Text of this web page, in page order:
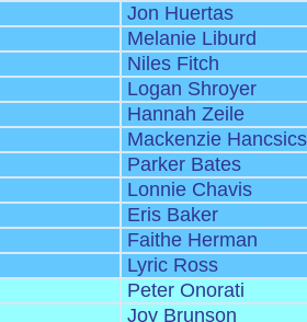
Jon Huertas
Melanie Liburd
Niles Fitch
Logan Shroyer
Hannah Zeile
Mackenzie
Parker Bates
Lonnie Chavis
Eris Baker
Faithe Herman
Lyric Ross
Peter Onorati
Joy Brunson